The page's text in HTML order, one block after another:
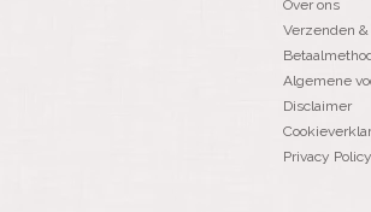
Over ons
Verzenden
Algemene
Disclaimer
Privacy Policy